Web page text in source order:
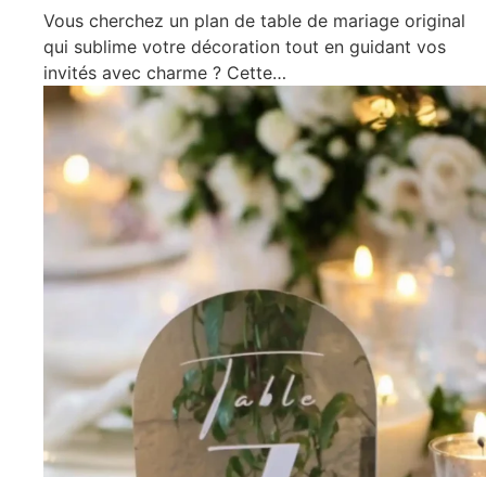
Vous cherchez un plan de table de mariage original
qui sublime votre décoration tout en guidant vos
invités avec charme ? Cette…